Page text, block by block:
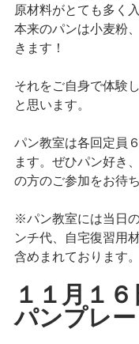
原材料がとても多く
本来のパンは小麦粉
きます！
それをご自身で体験
と思います。
パン教室は各回定員
ます。ぜひパン好き
の方のご参加をお待
※パン教室には当日
ンチ代、自宅復習用
含めまれております。
１１月１６
パンプレー